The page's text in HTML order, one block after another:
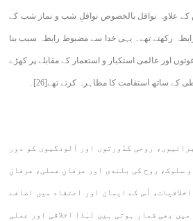
کے علاوہ نوافل بالخصوص نوافلِ شب و نماز شب کے
رابطہ رکھتے تھے۔ یہی خدا سے مضبوط رابطہ سبب بنا
اور عالمی استکبار و استعمار کے مقابلے پر کھڑے
کے ساتھ استقامت کا مظاہرہ کرتے تھے[26]۔
روحی کدُورتوں اور آلودگیوں کو دور
سلوک، روح کی بلندی اور عرفانِ عملی، عرفانِ
اُس کے ایمان اور اعتقاد میں اضافے
بھی شمار ہوتی ہیں لہٰذا اخلاقی اور عملی